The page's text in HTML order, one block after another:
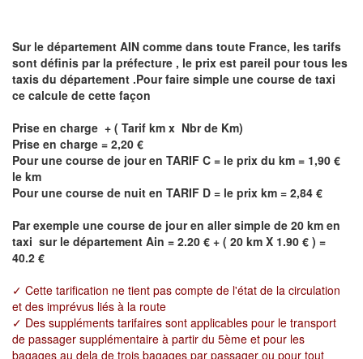
Sur le département AIN comme dans toute France, les tarifs
sont définis par la préfecture , le prix est pareil pour tous les
taxis du département .Pour faire simple une course de taxi
ce calcule de cette façon
Prise en charge + ( Tarif km x Nbr de Km)
Prise en charge = 2,20 €
Pour une course de jour en TARIF C = le prix du km = 1,90 €
le km
Pour une course de nuit en TARIF D = le prix km = 2,84 €
Par exemple une course de jour en aller simple de 20 km en
taxi sur le département Ain = 2.20 € + ( 20 km X 1.90 € ) =
40.2 €
✓ Cette tarification ne tient pas compte de l'état de la circulation
et des imprévus liés à la route
✓ Des suppléments tarifaires sont applicables pour le transport
de passager supplémentaire à partir du 5ème et pour les
bagages au dela de trois bagages par passager ou pour tout